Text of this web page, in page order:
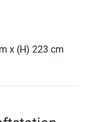
x (H) 223 cm